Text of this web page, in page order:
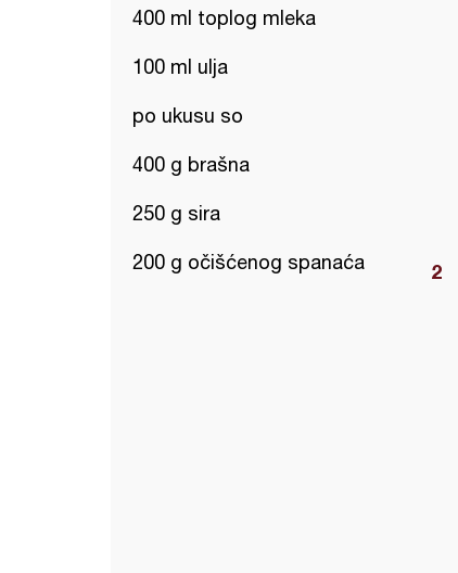
400 ml toplog mleka
100 ml ulja
po ukusu so
400 g brašna
250 g sira
200 g očišćenog spanaća